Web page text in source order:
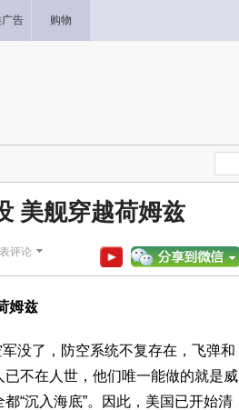
告 购物
美舰穿越荷姆兹
评论
姆兹
没了，防空系统不复存在，飞弹和
不在人世，他们唯一能做的就是威
“沉入海底”。因此，美国已开始清